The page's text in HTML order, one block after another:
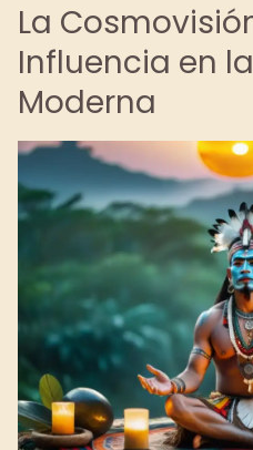
La
Influencia en
Moderna